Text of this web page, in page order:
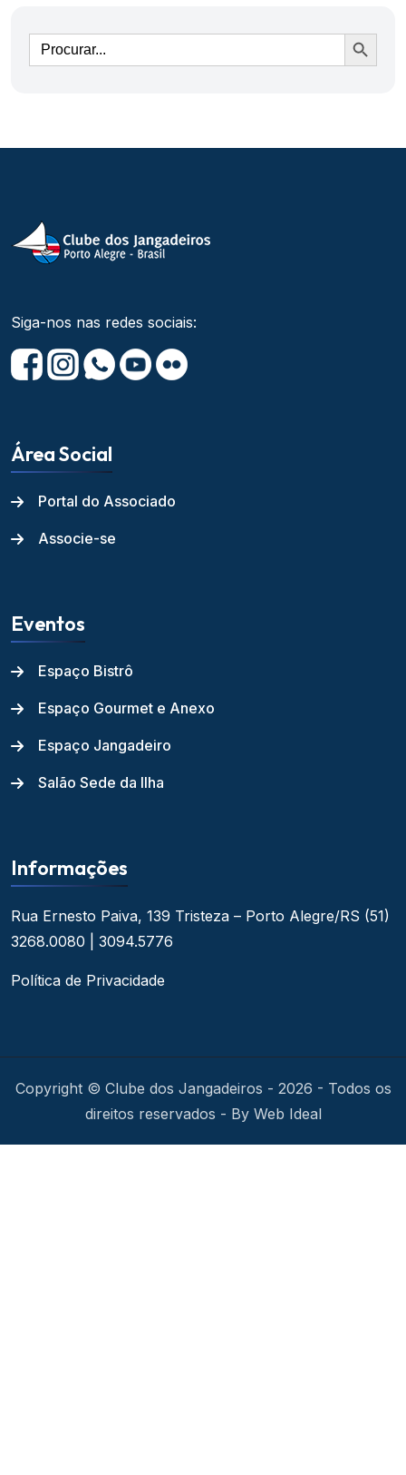
Ir
Siga-nos nas redes sociais:
Área Social
Portal do Associado
Associe-se
Eventos
Espaço Bistrô
Espaço Gourmet e Anexo
Espaço Jangadeiro
Salão Sede da Ilha
Informações
Rua Ernesto Paiva, 139 Tristeza – Porto Alegre/RS (51)
3268.0080 | 3094.5776
Política de Privacidade
Copyright © Clube dos Jangadeiros - 2026 - Todos os
direitos reservados - By Web Ideal